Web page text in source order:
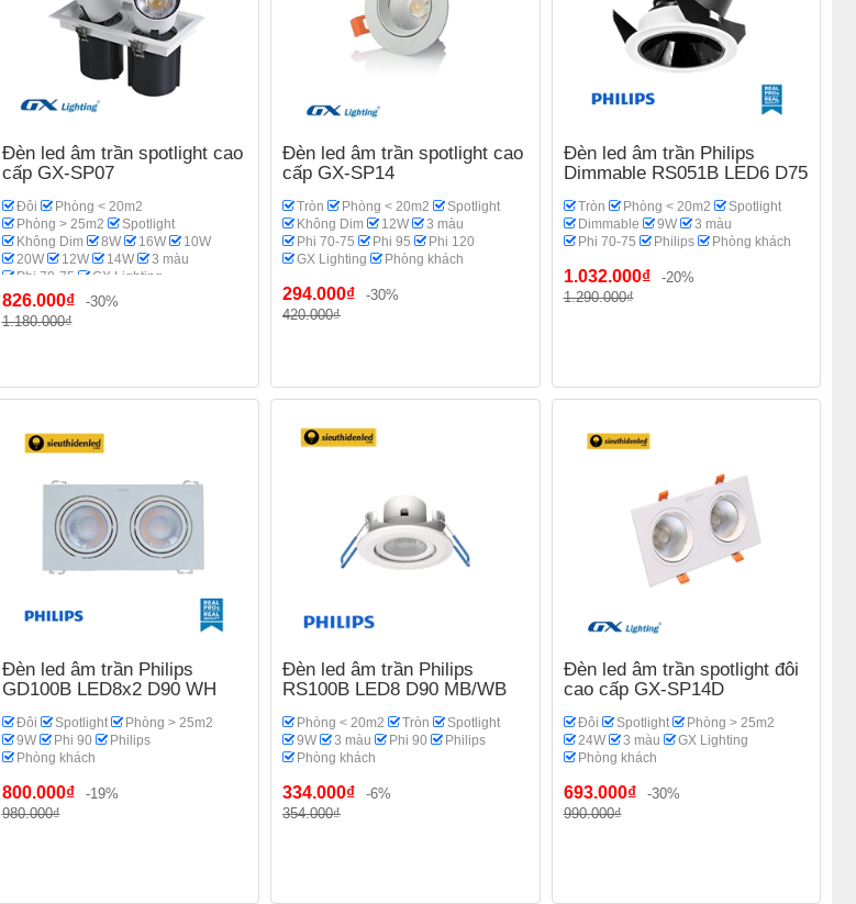
Đèn led âm trần spotlight cao
cấp GX-SP07
Đôi
Phòng < 20m2
Phòng > 25m2
Spotlight
Không Dim
8W 16W
10W
20W
12W 14W
3 màu
Phi 70-75
GX Lighting
Phòng khách
826.000₫
-30%
1.180.000₫
Đèn led âm trần spotlight cao
cấp GX-SP14
Tròn Phòng < 20m2
Spotlight
Không Dim
12W
3 màu
Phi 70-75
Phi 95
Phi 120
GX Lighting
Phòng khách
294.000₫
-30%
420.000₫
Đèn led âm trần Philips
Dimmable RS051B LED6 D75
Tròn Phòng < 20m2
Spotlight
Dimmable
9W
3 màu
Phi 70-75
Philips Phòng khách
1.032.000₫
-20%
1.290.000₫
Đèn led âm trần Philips
GD100B LED8x2 D90 WH
Đôi Spotlight
Phòng > 25m2
9W
Phi 90
Philips
Phòng khách
800.000₫
-19%
980.000₫
Đèn led âm trần Philips
RS100B LED8 D90 MB/WB
Phòng < 20m2 Tròn
Spotlight
9W
3 màu Phi 90
Philips
Phòng khách
334.000₫
-6%
354.000₫
Đèn led âm trần spotlight đôi
cao cấp GX-SP14D
Đôi Spotlight
Phòng > 25m2
24W
3 màu
GX Lighting
Phòng khách
693.000₫
-30%
990.000₫